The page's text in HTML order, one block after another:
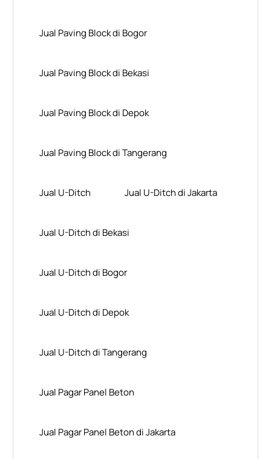
Jual Paving Block di Bogor
Jual Paving Block di Bekasi
Jual Paving Block di Depok
Jual Paving Block di Tangerang
Jual U-Ditch Jual U-Ditch di Jakarta
Jual U-Ditch di Bekasi
Jual U-Ditch di Bogor
Jual U-Ditch di Depok
Jual U-Ditch di Tangerang
Jual Pagar Panel Beton
Jual Pagar Panel Beton di Jakarta